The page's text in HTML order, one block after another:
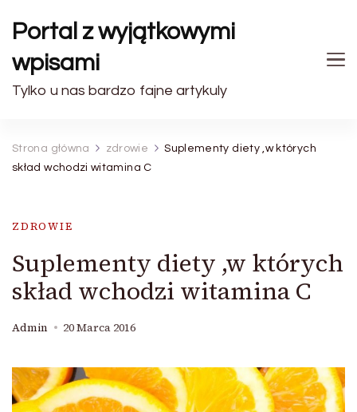
Portal z wyjątkowymi
wpisami
Tylko u nas bardzo fajne artykuly
Strona główna zdrowie
Suplementy diety ,w których
skład wchodzi witamina C
ZDROWIE
Suplementy diety ,w których
skład wchodzi witamina C
Admin 20 Marca 2016